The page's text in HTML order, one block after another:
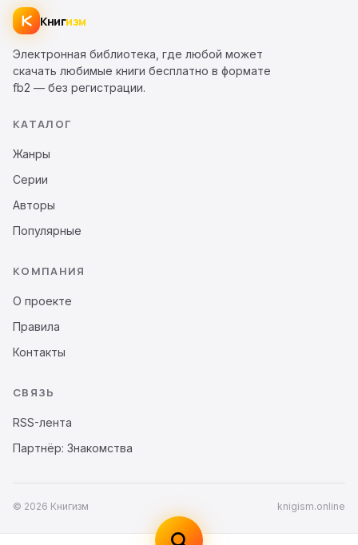
Книгизм
Электронная библиотека, где любой может
скачать любимые книги бесплатно в формате
fb2 — без регистрации.
КАТАЛОГ
Жанры
Серии
Авторы
Популярные
КОМПАНИЯ
О проекте
Правила
Контакты
СВЯЗЬ
RSS-лента
Партнёр: Знакомства
© 2026 Книгизм knigism.online